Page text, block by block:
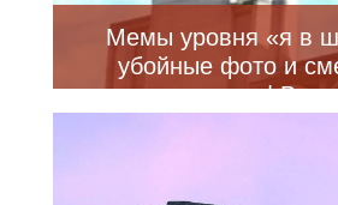
Мемы уровня «я в
убойные фото и
приколы |